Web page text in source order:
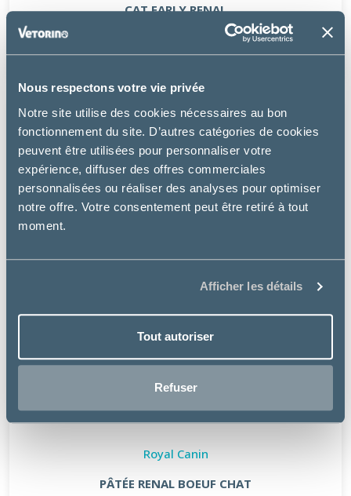
Nous respectons votre vie privée
Notre site utilise des cookies nécessaires au bon
fonctionnement du site. D’autres catégories de cookies
peuvent être utilisées pour personnaliser votre
expérience, diffuser des offres commerciales
personnalisées ou réaliser des analyses pour optimiser
notre offre. Votre consentement peut être retiré à tout
moment.
Afficher les détails
Tout autoriser
Refuser
CAT EARLY RENAL
8.99€
Royal Canin
PÂTÉE RENAL BOEUF CHAT